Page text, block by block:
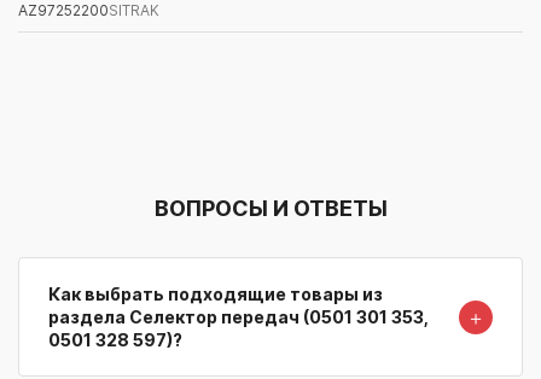
Артикул/Бренд
AZ97252200SITRAK
ВОПРОСЫ И ОТВЕТЫ
Как выбрать подходящие товары из
раздела Селектор передач (0501 301 353,
0501 328 597)?
＋